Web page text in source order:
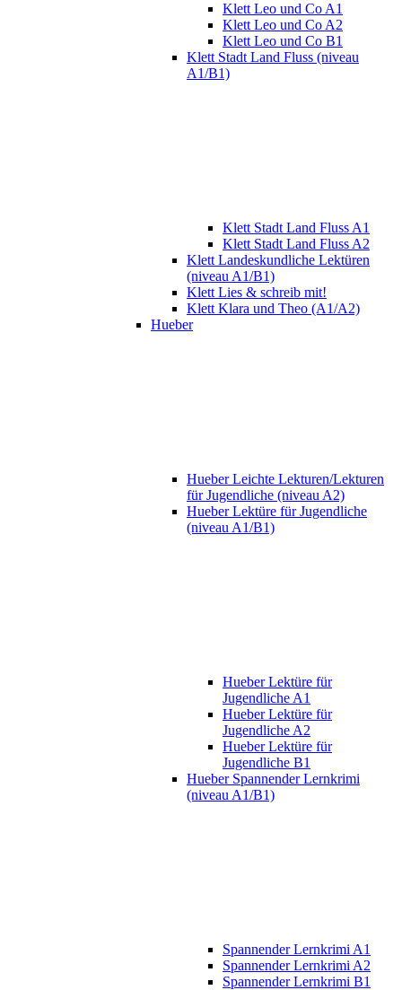
Klett Leo und Co A1
Klett Leo und Co A2
Klett Leo und Co B1
Klett Stadt Land Fluss (niveau
A1/B1)
Klett Stadt Land Fluss A1
Klett Stadt Land Fluss A2
Klett Landeskundliche Lektüren
(niveau A1/B1)
Klett Lies & schreib mit!
Klett Klara und Theo (A1/A2)
Hueber
Hueber Leichte Lekturen/Lekturen
für Jugendliche (niveau A2)
Hueber Lektüre für Jugendliche
(niveau A1/B1)
Hueber Lektüre für
Jugendliche A1
Hueber Lektüre für
Jugendliche A2
Hueber Lektüre für
Jugendliche B1
Hueber Spannender Lernkrimi
(niveau A1/B1)
Spannender Lernkrimi A1
Spannender Lernkrimi A2
Spannender Lernkrimi B1